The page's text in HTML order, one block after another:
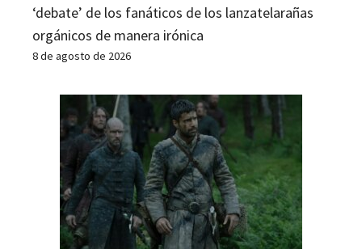
‘debate’ de los fanáticos de los lanzatelarañas
orgánicos de manera irónica
8 de agosto de 2026